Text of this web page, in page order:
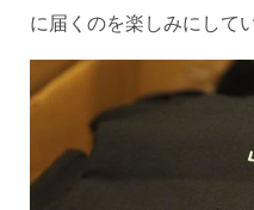
に届くのを楽しみにして